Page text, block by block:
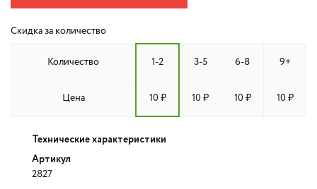
Скидка за количество
Количество 1-2 3-5 6-8 9+
Цена 10 ₽ 10 ₽ 10 ₽ 10 ₽
Технические характеристики
Артикул
2827